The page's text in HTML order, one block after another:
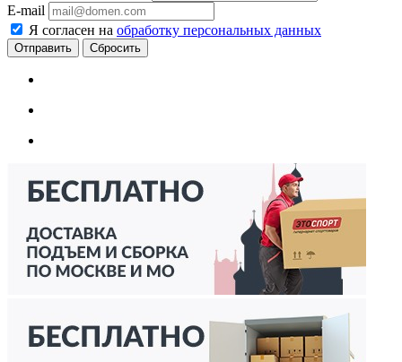
E-mail
Я согласен на обработку персональных данных
Сбросить